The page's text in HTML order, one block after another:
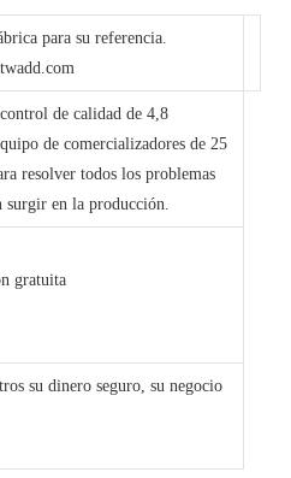
para su referencia.
de calidad de 4,8
de comercializadores de 25
resolver todos los problemas
surgir en la producción.
gratuita
su dinero seguro, su negocio